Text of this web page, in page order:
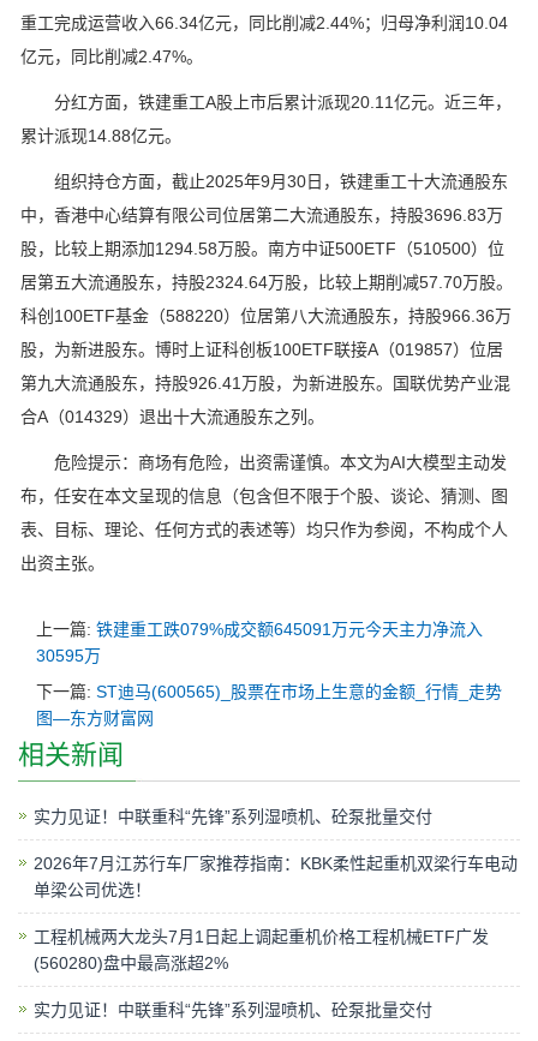
重工完成运营收入66.34亿元，同比削减2.44%；归母净利润10.04
亿元，同比削减2.47%。
分红方面，铁建重工A股上市后累计派现20.11亿元。近三年，
累计派现14.88亿元。
组织持仓方面，截止2025年9月30日，铁建重工十大流通股东
中，香港中心结算有限公司位居第二大流通股东，持股3696.83万
股，比较上期添加1294.58万股。南方中证500ETF（510500）位
居第五大流通股东，持股2324.64万股，比较上期削减57.70万股。
科创100ETF基金（588220）位居第八大流通股东，持股966.36万
股，为新进股东。博时上证科创板100ETF联接A（019857）位居
第九大流通股东，持股926.41万股，为新进股东。国联优势产业混
合A（014329）退出十大流通股东之列。
危险提示：商场有危险，出资需谨慎。本文为AI大模型主动发
布，任安在本文呈现的信息（包含但不限于个股、谈论、猜测、图
表、目标、理论、任何方式的表述等）均只作为参阅，不构成个人
出资主张。
上一篇: 铁建重工跌079%成交额645091万元今天主力净流入
30595万
下一篇: ST迪马(600565)_股票在市场上生意的金额_行情_走势
图—东方财富网
相关新闻
实力见证！中联重科“先锋”系列湿喷机、砼泵批量交付
2026年7月江苏行车厂家推荐指南：KBK柔性起重机双梁行车电动
单梁公司优选！
工程机械两大龙头7月1日起上调起重机价格工程机械ETF广发
(560280)盘中最高涨超2%
实力见证！中联重科“先锋”系列湿喷机、砼泵批量交付